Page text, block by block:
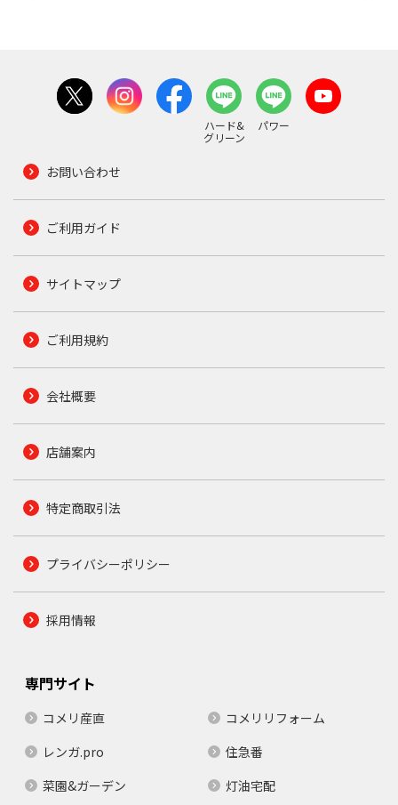
ハード&
グリーン
パワー
お問い合わせ
ご利用ガイド
サイトマップ
ご利用規約
会社概要
店舗案内
特定商取引法
プライバシーポリシー
採用情報
専門サイト
コメリ産直
コメリリフォーム
レンガ.pro
住急番
菜園&ガーデン
灯油宅配